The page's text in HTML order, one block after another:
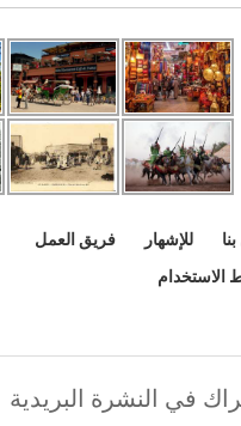
للإشهار
فريق العمل
في النشرة البريدية